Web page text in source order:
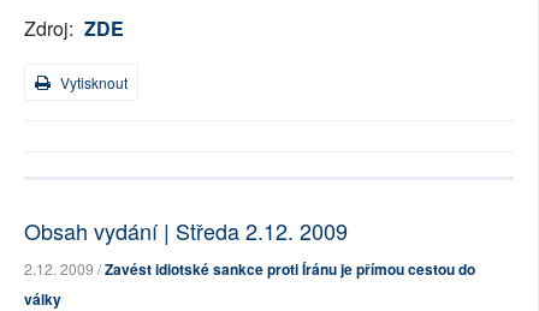
Zdroj: ZDE
Vytisknout
Obsah vydání | Středa 2.12. 2009
2.12. 2009 /Zavést idiotské sankce proti Íránu je přímou cestou do
války